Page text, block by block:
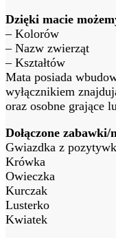
Dzięki macie
– Kolorów
– Nazw zwierząt
– Kształtów
Mata posiada
wyłącznikiem
oraz osobne grające
Dołączone
Gwiazdka z
Krówka
Owieczka
Kurczak
Lusterko
Kwiatek